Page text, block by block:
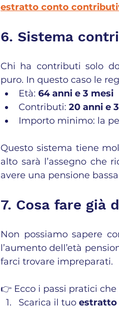
estratto conto
6. Sistema
Chi ha contributi solo
puro. In questo caso le
Età: 64 anni e 3 mesi
Contributi: 20 anni e
Importo minimo: la
Questo sistema tiene
alto sarà l’assegno che
avere una pensione
7. Cosa fare già
Non possiamo sapere
l’aumento dell’età
farci trovare impreparati.
👉 Ecco i passi pratici
Scarica il tuo estratto